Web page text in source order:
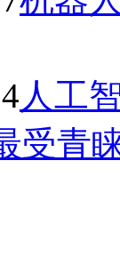
人工
受青